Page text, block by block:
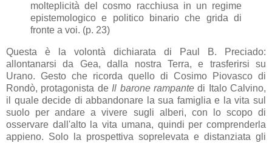
molteplicità del cosmo racchiusa in un regime
epistemologico e politico binario che grida di
fronte a voi. (p. 23)
Questa è la volontà dichiarata di Paul B. Preciado:
allontanarsi da Gea, dalla nostra Terra, e trasferirsi su
Urano. Gesto che ricorda quello di Cosimo Piovasco di
Rondò, protagonista de Il barone rampantedi Italo Calvino,
il quale decide di abbandonare la sua famiglia e la vita sul
suolo per andare a vivere sugli alberi, con lo scopo di
osservare dall'alto la vita umana, quindi per comprenderla
appieno. Solo la prospettiva soprelevata e distanziata gli